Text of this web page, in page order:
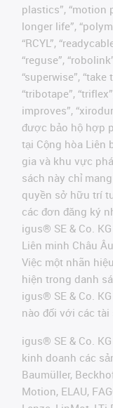
plastics”, “motion
longer life”,
“RCYL”,
“reguse”,
“superwise”,
“tribotape”,
improves”,
được bảo hộ hợp
tại Cộng hòa Liên
gia và khu vực
sách này chỉ
quyền sở hữu trí
các đơn đăng ký
igus® SE & Co.
Liên minh Châu
Việc một nhãn
hiện trong danh
igus® SE & Co.
nào đối với các tài
igus® SE & Co.
kinh doanh các
Baumüller,
Motion, ELAU,